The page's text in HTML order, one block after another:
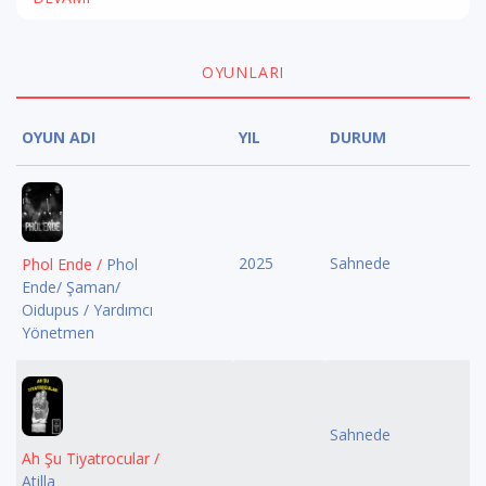
OYUNLARI
OYUN ADI YIL DURUM
Phol Ende / Phol
Ende/ Şaman/
Oidupus / Yardımcı
Yönetmen
2025 Sahnede
Ah Şu Tiyatrocular /
Atilla
Sahnede